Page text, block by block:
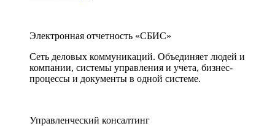
Электронная отчетность «СБИС»
Сеть деловых коммуникаций. Объединяет людей и
компании, системы управления и учета, бизнес-
процессы и документы в одной системе.
Управленческий консалтинг